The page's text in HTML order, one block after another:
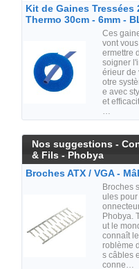
Kit de Gaines Tressées
Thermo 30cm - 6mm -
Ces
vont
ermettre
soigner
érieur de
otre
e avec
et
…
Nos suggestions -
& Fils - Phobya
Broches ATX / VGA -
Broches
ules pour
Phobya.
ut le
connaît
roblème
s câbles
conne…